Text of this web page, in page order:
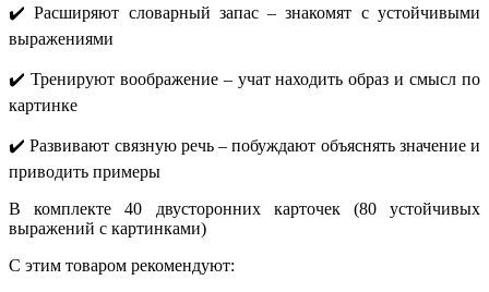
✔️ Расширяют словарный запас – знакомят с устойчивыми
выражениями
✔️ Тренируют воображение – учат находить образ и смысл по
картинке
✔️ Развивают связную речь – побуждают объяснять значение и
приводить примеры
В комплекте 40 двусторонних карточек (80 устойчивых
выражений с картинками)
С этим товаром рекомендуют: